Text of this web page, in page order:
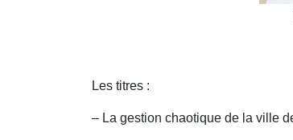
Les titres :
– La gestion chaotique de la ville